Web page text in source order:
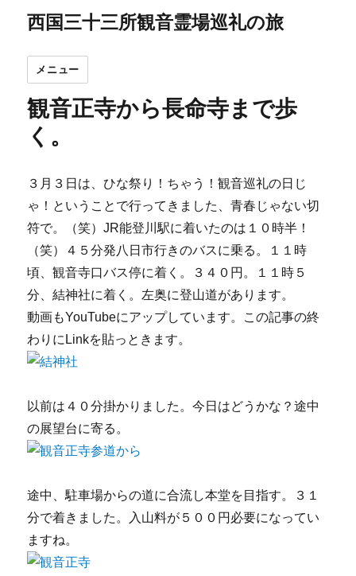
西国三十三所観音霊場巡礼の旅
メニュー
観音正寺から長命寺まで歩
く。
３月３日は、ひな祭り！ちゃう！観音巡礼の日じ
ゃ！ということで行ってきました、青春じゃない切
符で。（笑）JR能登川駅に着いたのは１０時半！
（笑）４５分発八日市行きのバスに乗る。１１時
頃、観音寺口バス停に着く。３４０円。１１時５
分、結神社に着く。左奥に登山道があります。
動画もYouTubeにアップしています。この記事の終
わりにLinkを貼っときます。
以前は４０分掛かりました。今日はどうかな？途中
の展望台に寄る。
途中、駐車場からの道に合流し本堂を目指す。３１
分で着きました。入山料が５００円必要になってい
ますね。